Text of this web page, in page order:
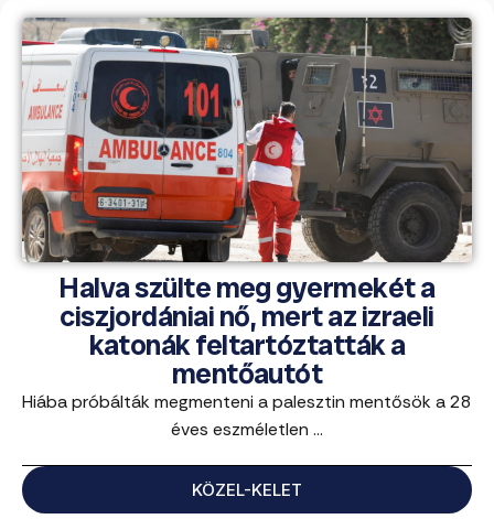
Halva szülte meg gyermekét a
ciszjordániai nő, mert az izraeli
katonák feltartóztatták a
mentőautót
Hiába próbálták megmenteni a palesztin mentősök a 28
éves eszméletlen ...
KÖZEL-KELET